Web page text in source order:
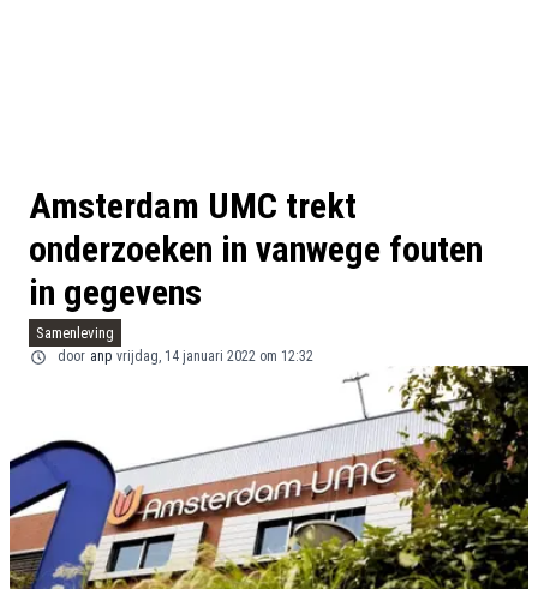
Amsterdam UMC trekt
onderzoeken in vanwege fouten
in gegevens
Samenleving
door anp vrijdag, 14 januari 2022 om 12:32